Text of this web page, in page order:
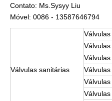
Contato: Ms.Sysyy Liu
Móvel: 0086 - 13587646794
Válvulas sanitárias